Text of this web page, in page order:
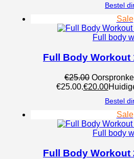
Bestel
Sale
Full body
Full Body Workout
€25.00
€25.00.€20.00
Bestel
Sale
Full body
Full Body Workout